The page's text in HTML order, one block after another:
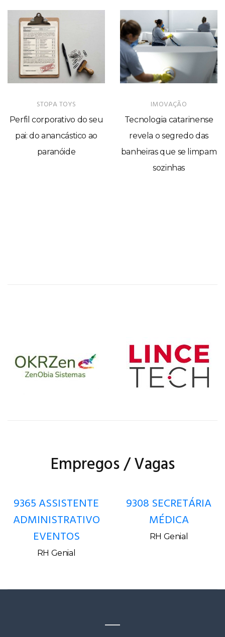
STOPA TOYS
Perfil corporativo do seu
pai: do anancástico ao
paranóide
IMOVAÇÃO
Tecnologia catarinense
revela o segredo das
banheiras que se limpam
sozinhas
Empregos / Vagas
9365 ASSISTENTE
ADMINISTRATIVO
EVENTOS
RH Genial
9308 SECRETÁRIA
MÉDICA
RH Genial